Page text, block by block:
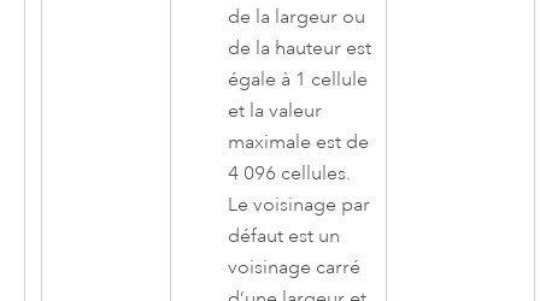
de la largeur ou
de la hauteur est
égale à 1 cellule
et la valeur
maximale est de
4 096 cellules.
Le voisinage par
défaut est un
voisinage carré